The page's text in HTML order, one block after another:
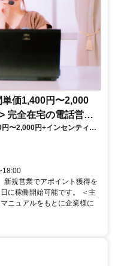
単価1,400円〜2,000
完全在宅の電話営業
〜2,000円+インセンティブ
宅の電話営業で家庭と仕事の
18:00
新規営業でアポイント獲得を
に稼働開始可能です。 ＜主
ニュアルをもとに企業様に